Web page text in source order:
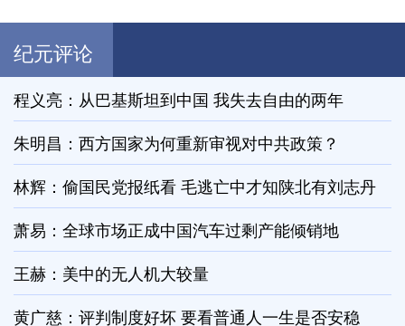
纪元评论
程义亮：从巴基斯坦到中国 我失去自由的两年
朱明昌：西方国家为何重新审视对中共政策？
林辉：偷国民党报纸看 毛逃亡中才知陕北有刘志丹
萧易：全球市场正成中国汽车过剩产能倾销地
王赫：美中的无人机大较量
黄广慈：评判制度好坏 要看普通人一生是否安稳